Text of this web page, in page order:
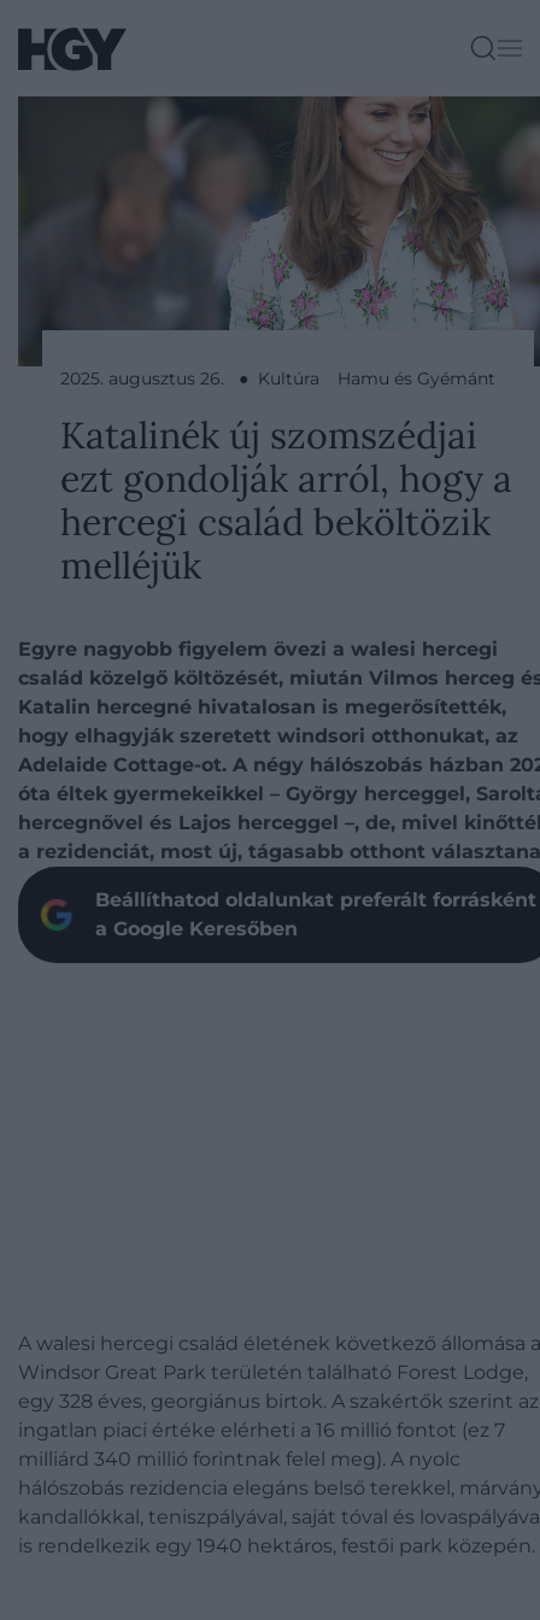
2025. augusztus 26. ● Kultúra Hamu és Gyémánt
Katalinék új szomszédjai
ezt gondolják arról, hogy a
hercegi család beköltözik
melléjük
Egyre nagyobb figyelem övezi a walesi hercegi
család közelgő költözését, miután Vilmos herceg
Katalin hercegné hivatalosan is megerősítették,
hogy elhagyják szeretett windsori otthonukat, az
Adelaide Cottage-ot. A négy hálószobás házban
óta éltek gyermekeikkel – György herceggel,
hercegnővel és Lajos herceggel –, de, mivel
a rezidenciát, most új, tágasabb otthont
Beállíthatod oldalunkat preferált forrásként
a Google Keresőben
A walesi hercegi család életének következő állomása a
Windsor Great Park területén található Forest Lodge,
egy 328 éves, georgiánus birtok. A szakértők szerint az
ingatlan piaci értéke elérheti a 16 millió fontot (ez 7
milliárd 340 millió forintnak felel meg). A nyolc
hálószobás rezidencia elegáns belső terekkel,
kandallókkal, teniszpályával, saját tóval és
is rendelkezik egy 1940 hektáros, festői park közepén.